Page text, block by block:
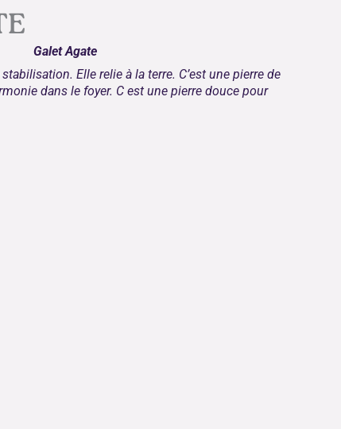
Galet Agate
Elle relie à la terre. C’est une pierre de
dans le foyer. C est une pierre douce pour